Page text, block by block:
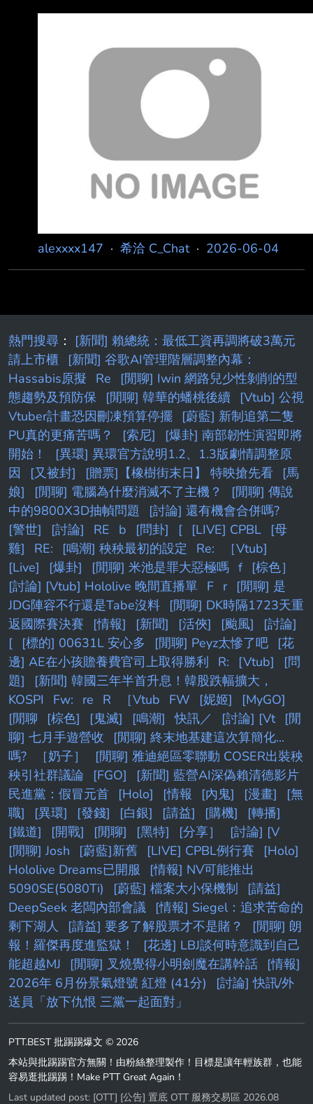
alexxxx147 · 希洽 C_Chat· 2026-06-04
熱門搜尋 ： [新聞] 賴總統：最低工資再調將破3萬元
請上市櫃
[新聞] 谷歌AI管理階層調整內幕：
Hassabis原擬
Re
[閒聊] Iwin 網路兒少性剝削的型
態趨勢及預防保
[閒聊] 韓華的蟠桃後續
[Vtub] 公視
Vtuber計畫恐因刪凍預算停擺
[蔚藍] 新制追第二隻
PU真的更痛苦嗎？
[索尼]
[爆卦] 南部韌性演習即將
開始！
[異環] 異環官方說明1.2、1.3版劇情調整原
因
[又被封] [贈票]【橡樹街末日】 特映搶先看
[馬
娘]
[閒聊] 電腦為什麼消滅不了主機？
[閒聊] 傳說
中的9800X3D抽幀問題
[討論] 還有機會合併嗎?
[警世]
[討論] RE b [問卦] [ [LIVE] CPBL
[母
雞]
RE: [鳴潮] 秧秧最初的設定 Re:
［Vtub]
[Live]
[爆卦] [閒聊] 米池是罪大惡極嗎 f
[棕色］
[討論] [Vtub] Hololive 晚間直播單 F r
[閒聊] 是
JDG陣容不行還是Tabe沒料
[閒聊] DK時隔1723天重
返國際賽決賽
[情報] [新聞] [活俠] [颱風]
[討論]
[
[標的] 00631L 安心多 [閒聊] Peyz太慘了吧
[花
邊] AE在小孩贍養費官司上取得勝利
R: [Vtub]
[問
題]
[新聞] 韓國三年半首升息！韓股跌幅擴大，
KOSPI
Fw: re R ［Vtub FW [妮姬]
[MyGO]
[閒聊
[棕色] [鬼滅] [鳴潮] 快訊／ [討論] [Vt
[閒
聊] 七月手遊營收
[閒聊] 終末地基建這次算簡化...
嗎?
［奶子］
[閒聊] 雅迪絕區零聯動 COSER出裝秧
秧引社群議論
[FGO]
[新聞] 藍營AI深偽賴清德影片
民進黨：假冒元首
[Holo] [情報 [內鬼] [漫畫]
[無
職]
[異環] [發錢] [白銀] [請益] [購機]
[轉播]
[鐵道]
[開戰] [閒聊] [黑特] [分享］
[討論] [V
[閒聊] Josh
[蔚藍]新舊 [LIVE] CPBL例行賽
[Holo]
Hololive Dreams已開服
[情報] NV可能推出
5090SE(5080Ti)
[蔚藍] 檔案大小保機制
[請益]
DeepSeek 老闆內部會議
[情報] Siegel：追求苦命的
剩下湖人
[請益] 要多了解股票才不是賭？
[閒聊] 朗
報！羅傑再度進監獄！
[花邊] LBJ談何時意識到自己
能超越MJ
[閒聊] 叉燒覺得小明劍魔在講幹話
[情報]
2026年 6月份景氣燈號 紅燈 (41分)
[討論] 快訊/外
送員「放下仇恨 三黨一起面對」
PTT.BEST 批踢踢爆文 © 2026
本站與批踢踢官方無關！由粉絲整理製作！目標是讓年輕族群，也能
容易逛批踢踢！Make PTT Great Again！
Last updated post: [OTT] [公告] 置底 OTT 服務交易區 2026.08